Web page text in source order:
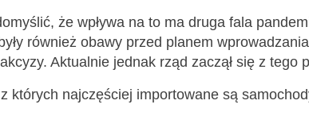
że wpływa na to ma druga fala
również obawy przed planem
Aktualnie jednak rząd zaczął się z tego
których najczęściej importowane są